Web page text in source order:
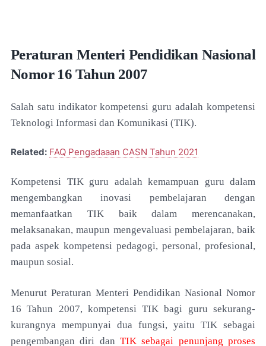
Peraturan Menteri Pendidikan Nasional
Nomor 16 Tahun 2007
Salah satu indikator kompetensi guru adalah kompetensi
Teknologi Informasi dan Komunikasi (TIK).
Related: FAQ Pengadaaan CASN Tahun 2021
Kompetensi TIK guru adalah kemampuan guru dalam
mengembangkan inovasi pembelajaran dengan
memanfaatkan TIK baik dalam merencanakan,
melaksanakan, maupun mengevaluasi pembelajaran, baik
pada aspek kompetensi pedagogi, personal, profesional,
maupun sosial.
Menurut Peraturan Menteri Pendidikan Nasional Nomor
16 Tahun 2007, kompetensi TIK bagi guru sekurang-
kurangnya mempunyai dua fungsi, yaitu TIK sebagai
pengembangan diri dan TIK sebagai penunjang proses